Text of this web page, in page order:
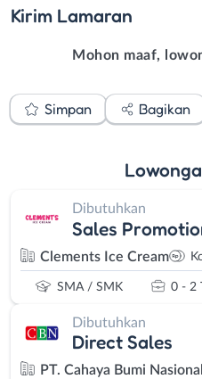
Kirim Lamaran
Mohon maaf,
Simpan Bagikan
Dibutuhkan
Sales
Clements Ice Cream
SMA / SMK 0 - 2
Dibutuhkan
Direct Sales
PT. Cahaya Bumi Nasional